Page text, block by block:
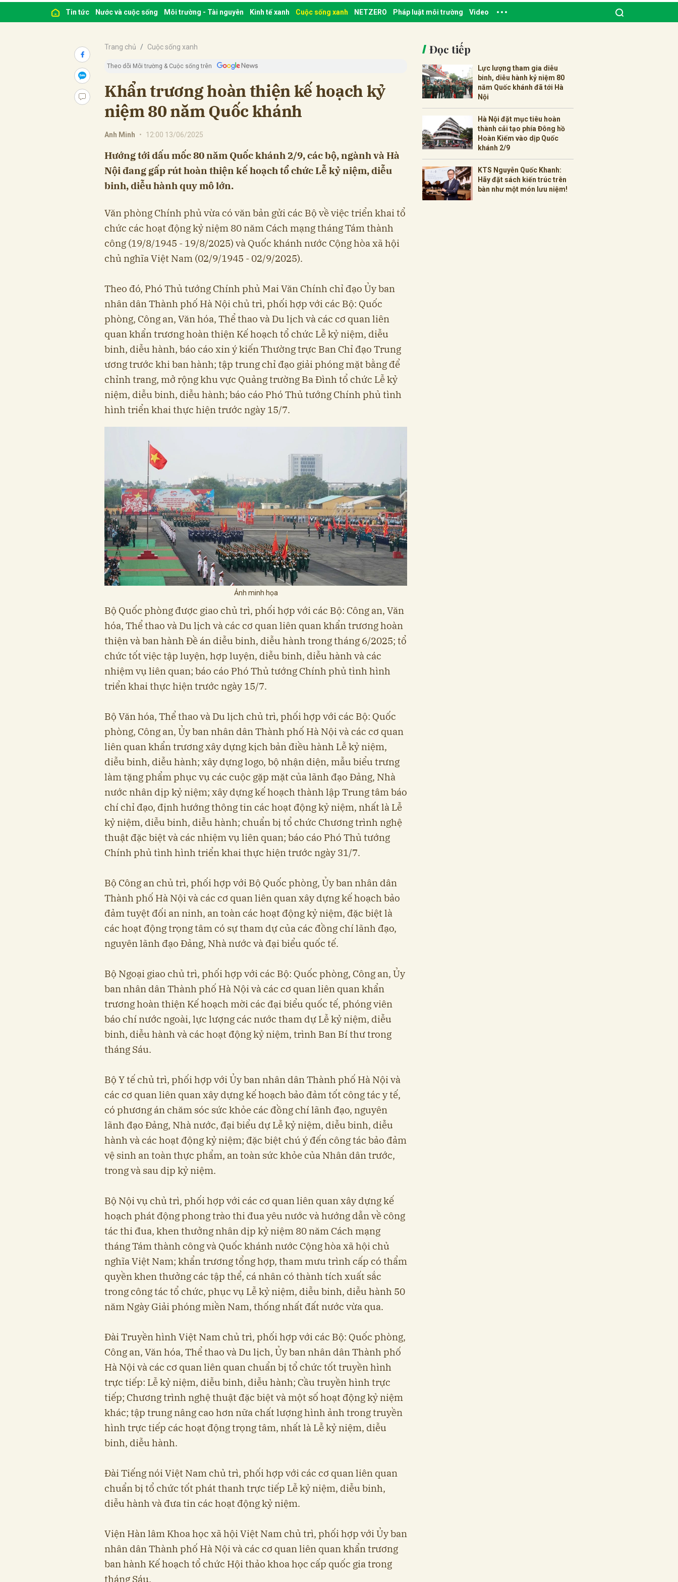
Tin tức Nước và cuộc sống Môi trường - Tài nguyên Kinh tế xanh Cuộc sống xanh NETZERO Pháp luật môi trường Video
Trang chủ Cuộc sống xanh
Theo dõi Môi trường & Cuộc sống trên
Khẩn trương hoàn thiện kế hoạch kỷ
niệm 80 năm Quốc khánh
Anh Minh • 12:00 13/06/2025
Hướng tới dấu mốc 80 năm Quốc khánh 2/9, các bộ, ngành và Hà
Nội đang gấp rút hoàn thiện kế hoạch tổ chức Lễ kỷ niệm, diễu
binh, diễu hành quy mô lớn.
Văn phòng Chính phủ vừa có văn bản gửi các Bộ về việc triển khai tổ
chức các hoạt động kỷ niệm 80 năm Cách mạng tháng Tám thành
công (19/8/1945 - 19/8/2025) và Quốc khánh nước Cộng hòa xã hội
chủ nghĩa Việt Nam (02/9/1945 - 02/9/2025).
Theo đó, Phó Thủ tướng Chính phủ Mai Văn Chính chỉ đạo Ủy ban
nhân dân Thành phố Hà Nội chủ trì, phối hợp với các Bộ: Quốc
phòng, Công an, Văn hóa, Thể thao và Du lịch và các cơ quan liên
quan khẩn trương hoàn thiện Kế hoạch tổ chức Lễ kỷ niệm, diễu
binh, diễu hành, báo cáo xin ý kiến Thường trực Ban Chỉ đạo Trung
ương trước khi ban hành; tập trung chỉ đạo giải phóng mặt bằng để
chỉnh trang, mở rộng khu vực Quảng trường Ba Đình tổ chức Lễ kỷ
niệm, diễu binh, diễu hành; báo cáo Phó Thủ tướng Chính phủ tình
hình triển khai thực hiện trước ngày 15/7.
Ảnh minh họa
Bộ Quốc phòng được giao chủ trì, phối hợp với các Bộ: Công an, Văn
hóa, Thể thao và Du lịch và các cơ quan liên quan khẩn trương hoàn
thiện và ban hành Đề án diễu binh, diễu hành trong tháng 6/2025; tổ
chức tốt việc tập luyện, hợp luyện, diễu binh, diễu hành và các
nhiệm vụ liên quan; báo cáo Phó Thủ tướng Chính phủ tình hình
triển khai thực hiện trước ngày 15/7.
Bộ Văn hóa, Thể thao và Du lịch chủ trì, phối hợp với các Bộ: Quốc
phòng, Công an, Ủy ban nhân dân Thành phố Hà Nội và các cơ quan
liên quan khẩn trương xây dựng kịch bản điều hành Lễ kỷ niệm,
diễu binh, diễu hành; xây dựng logo, bộ nhận diện, mẫu biểu trưng
làm tặng phẩm phục vụ các cuộc gặp mặt của lãnh đạo Đảng, Nhà
nước nhân dịp kỷ niệm; xây dựng kế hoạch thành lập Trung tâm báo
chí chỉ đạo, định hướng thông tin các hoạt động kỷ niệm, nhất là Lễ
kỷ niệm, diễu binh, diễu hành; chuẩn bị tổ chức Chương trình nghệ
thuật đặc biệt và các nhiệm vụ liên quan; báo cáo Phó Thủ tướng
Chính phủ tình hình triển khai thực hiện trước ngày 31/7.
Bộ Công an chủ trì, phối hợp với Bộ Quốc phòng, Ủy ban nhân dân
Thành phố Hà Nội và các cơ quan liên quan xây dựng kế hoạch bảo
đảm tuyệt đối an ninh, an toàn các hoạt động kỷ niệm, đặc biệt là
các hoạt động trọng tâm có sự tham dự của các đồng chí lãnh đạo,
nguyên lãnh đạo Đảng, Nhà nước và đại biểu quốc tế.
Bộ Ngoại giao chủ trì, phối hợp với các Bộ: Quốc phòng, Công an, Ủy
ban nhân dân Thành phố Hà Nội và các cơ quan liên quan khẩn
trương hoàn thiện Kế hoạch mời các đại biểu quốc tế, phóng viên
báo chí nước ngoài, lực lượng các nước tham dự Lễ kỷ niệm, diễu
binh, diễu hành và các hoạt động kỷ niệm, trình Ban Bí thư trong
tháng Sáu.
Bộ Y tế chủ trì, phối hợp với Ủy ban nhân dân Thành phố Hà Nội và
các cơ quan liên quan xây dựng kế hoạch bảo đảm tốt công tác y tế,
có phương án chăm sóc sức khỏe các đồng chí lãnh đạo, nguyên
lãnh đạo Đảng, Nhà nước, đại biểu dự Lễ kỷ niệm, diễu binh, diễu
hành và các hoạt động kỷ niệm; đặc biệt chú ý đến công tác bảo đảm
vệ sinh an toàn thực phẩm, an toàn sức khỏe của Nhân dân trước,
trong và sau dịp kỷ niệm.
Bộ Nội vụ chủ trì, phối hợp với các cơ quan liên quan xây dựng kế
hoạch phát động phong trào thi đua yêu nước và hướng dẫn về công
tác thi đua, khen thưởng nhân dịp kỷ niệm 80 năm Cách mạng
tháng Tám thành công và Quốc khánh nước Cộng hòa xã hội chủ
nghĩa Việt Nam; khẩn trương tổng hợp, tham mưu trình cấp có thẩm
quyền khen thưởng các tập thể, cá nhân có thành tích xuất sắc
trong công tác tổ chức, phục vụ Lễ kỷ niệm, diễu binh, diễu hành 50
năm Ngày Giải phóng miền Nam, thống nhất đất nước vừa qua.
Đài Truyền hình Việt Nam chủ trì, phối hợp với các Bộ: Quốc phòng,
Công an, Văn hóa, Thể thao và Du lịch, Ủy ban nhân dân Thành phố
Hà Nội và các cơ quan liên quan chuẩn bị tổ chức tốt truyền hình
trực tiếp: Lễ kỷ niệm, diễu binh, diễu hành; Cầu truyền hình trực
tiếp; Chương trình nghệ thuật đặc biệt và một số hoạt động kỷ niệm
khác; tập trung nâng cao hơn nữa chất lượng hình ảnh trong truyền
hình trực tiếp các hoạt động trọng tâm, nhất là Lễ kỷ niệm, diễu
binh, diễu hành.
Đài Tiếng nói Việt Nam chủ trì, phối hợp với các cơ quan liên quan
chuẩn bị tổ chức tốt phát thanh trực tiếp Lễ kỷ niệm, diễu binh,
diễu hành và đưa tin các hoạt động kỷ niệm.
Viện Hàn lâm Khoa học xã hội Việt Nam chủ trì, phối hợp với Ủy ban
nhân dân Thành phố Hà Nội và các cơ quan liên quan khẩn trương
ban hành Kế hoạch tổ chức Hội thảo khoa học cấp quốc gia trong
tháng Sáu.
Đọc tiếp
Lực lượng tham gia diễu
binh, diễu hành kỷ niệm 80
năm Quốc khánh đã tới Hà
Nội
Hà Nội đặt mục tiêu hoàn
thành cải tạo phía Đông hồ
Hoàn Kiếm vào dịp Quốc
khánh 2/9
KTS Nguyễn Quốc Khanh:
Hãy đặt sách kiến trúc trên
bàn như một món lưu niệm!